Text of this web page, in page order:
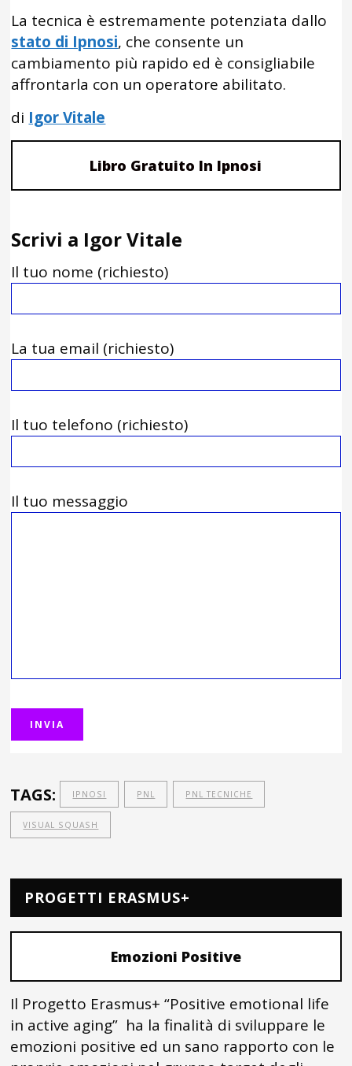
La tecnica è estremamente potenziata dallo
stato di Ipnosi, che consente un
cambiamento più rapido ed è consigliabile
affrontarla con un operatore abilitato.
di Igor Vitale
Libro Gratuito In Ipnosi
Scrivi a Igor Vitale
Il tuo nome (richiesto)
La tua email (richiesto)
Il tuo telefono (richiesto)
Il tuo messaggio
TAGS: IPNOSI PNL PNL TECNICHE
VISUAL SQUASH
PROGETTI ERASMUS+
Emozioni Positive
Il Progetto Erasmus+ “Positive emotional life
in active aging” ha la finalità di sviluppare le
emozioni positive ed un sano rapporto con le